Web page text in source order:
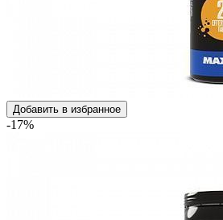
Добавить в избранное
-17%